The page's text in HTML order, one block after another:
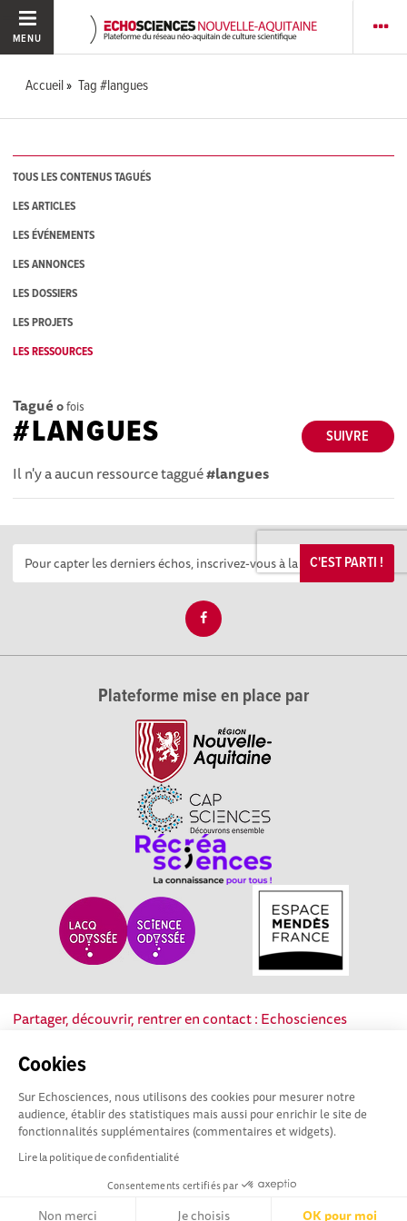
Cookies
Sur Echosciences, nous utilisons des cookies pour mesurer notre
audience, établir des statistiques mais aussi pour enrichir le site de
fonctionnalités supplémentaires (commentaires et widgets).
Lire la politique de confidentialité
Consentements certifiés par
Non merci Je choisis OK pour moi
MENU
Accueil Tag #langues
TOUS LES CONTENUS TAGUÉS
LES ARTICLES
LES ÉVÉNEMENTS
LES ANNONCES
LES DOSSIERS
LES PROJETS
LES RESSOURCES
Tagué 0fois
SUIVRE
#LANGUES
Il n'y a aucun ressource taggué#langues
C'EST PARTI !
Plateforme mise en place par
Partager, découvrir, rentrer en contact : Echosciences
culture scientifique, technique et industrielle de la région.
Mentions légales|Politique de confidentialité|CGU
|Ligne éditoriale